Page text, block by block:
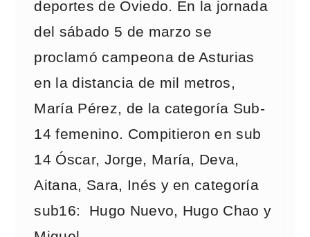
deportes de Oviedo. En la jornada
del sábado 5 de marzo se
proclamó campeona de Asturias
en la distancia de mil metros,
María Pérez, de la categoría Sub-
14 femenino. Compitieron en sub
14 Óscar, Jorge, María, Deva,
Aitana, Sara, Inés y en categoría
sub16: Hugo Nuevo, Hugo Chao y